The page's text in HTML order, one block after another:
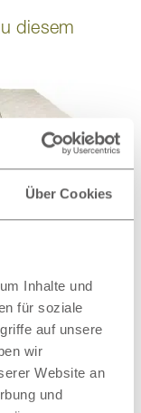
Über Cookies
Inhalte und
für soziale
auf unsere
wir
Website an
und
diesem